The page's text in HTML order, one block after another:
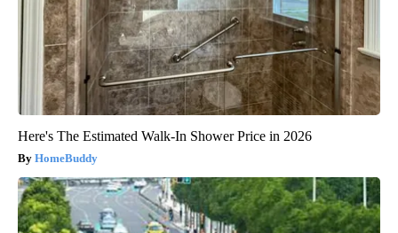
Here's The Estimated Walk-In Shower Price in 2026
HomeBuddy